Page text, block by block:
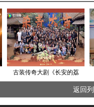
古装传奇大剧《长安的荔
枝》杀青 蘸甲同欢待重逢
返回